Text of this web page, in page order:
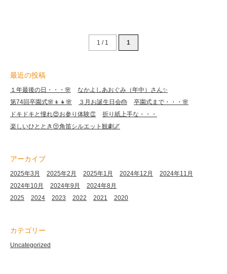
1 / 1 1
最近の投稿
１年最後の日・・・🌸
なかよしあおぐみ（年中）さん✨
第74回卒園式🌸👦👧🌸
３月お誕生日会🎂
卒園式まで・・・🌸
ドキドキと憧れ😍お参り体験👏
折り紙上手な・・・
楽しいひととき😚角笛シルエット観劇🌌
アーカイブ
2025年3月 2025年2月 2025年1月 2024年12月
2024年11月
2024年10月
2024年9月
2024年8月
2025
2024 2023 2022 2021 2020
カテゴリー
Uncategorized